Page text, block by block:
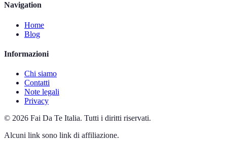
Navigation
Home
Blog
Informazioni
Chi siamo
Contatti
Note legali
Privacy
© 2026 Fai Da Te Italia. Tutti i diritti riservati.
Alcuni link sono link di affiliazione.